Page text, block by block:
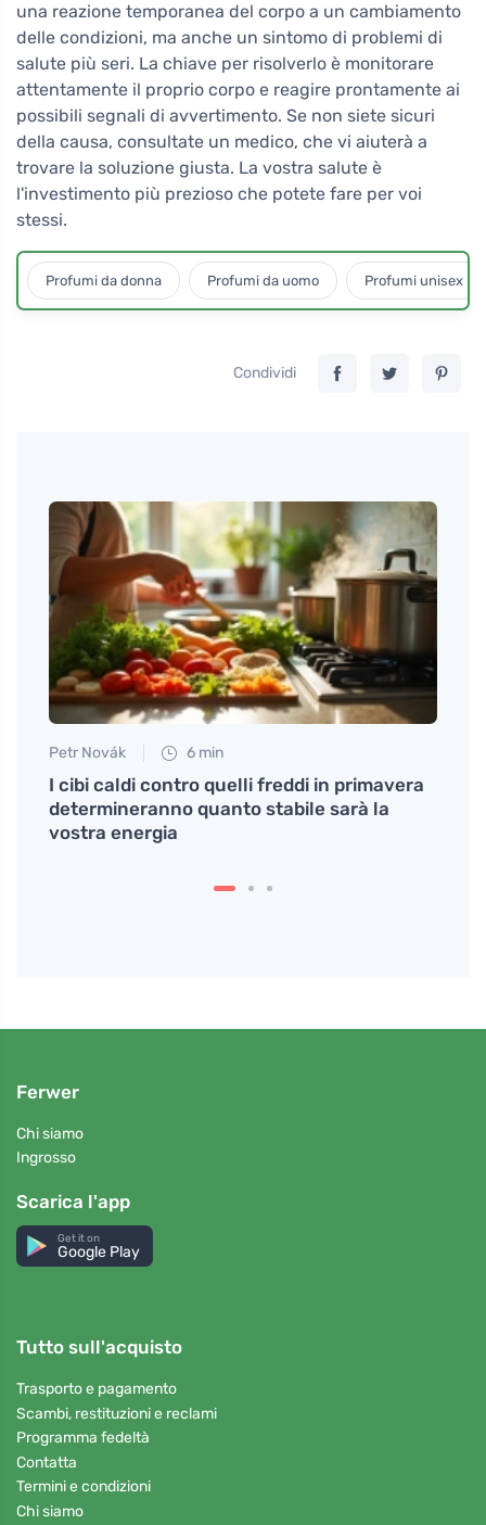
una reazione temporanea del corpo a un cambiamento
delle condizioni, ma anche un sintomo di problemi di
salute più seri. La chiave per risolverlo è monitorare
attentamente il proprio corpo e reagire prontamente ai
possibili segnali di avvertimento. Se non siete sicuri
della causa, consultate un medico, che vi aiuterà a
trovare la soluzione giusta. La vostra salute è
l'investimento più prezioso che potete fare per voi
stessi.
Profumi da donna Profumi da uomo Profumi unisex
Condividi
Petr Novák 6 min
I cibi caldi contro quelli freddi in primavera
determineranno quanto stabile sarà la
vostra energia
Ferwer
Chi siamo
Ingrosso
Scarica l'app
Get it on
Google Play
Tutto sull'acquisto
Trasporto e pagamento
Scambi, restituzioni e reclami
Programma fedeltà
Contatta
Termini e condizioni
Chi siamo